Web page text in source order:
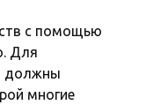
с помощью
Для
должны
многие